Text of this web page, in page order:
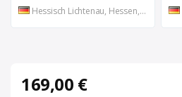
Hessisch Lichtenau, Hessen, DE
169,00 €